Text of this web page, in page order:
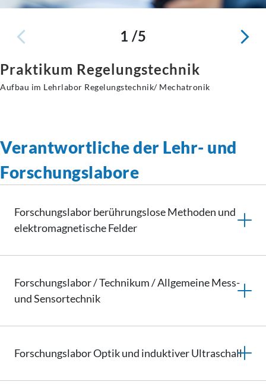
1 /5
Praktikum Regelungstechnik
Aufbau im Lehrlabor Regelungstechnik/ Mechatronik
Verantwortliche der Lehr- und
Forschungslabore
Forschungslabor berührungslose Methoden und
elektromagnetischeFelder
Forschungslabor / Technikum / Allgemeine Mess-
und Sensortechnik
Forschungslabor Optik und induktiver Ultraschall